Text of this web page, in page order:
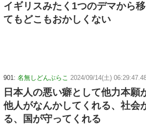
イギリスみたく1つのデマから
てもどこもおかしくない
901: 名無しどんぶらこ 2024/09/14(土)
日本人の悪い癖として他力本願
他人がなんかしてくれる、社会
る、国が守ってくれる